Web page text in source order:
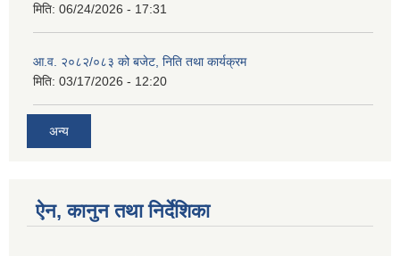
मिति: 06/24/2026 - 17:31
आ.व. २०८२/०८३ को बजेट, निति तथा कार्यक्रम
मिति: 03/17/2026 - 12:20
अन्य
ऐन, कानुन तथा निर्देशिका